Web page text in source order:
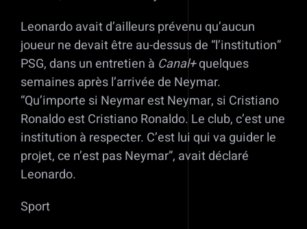
Leonardo avait d’ailleurs prévenu qu’aucun
joueur ne devait être au-dessus de “l’institution”
PSG, dans un entretien à Canal+quelques
semaines après l’arrivée de Neymar.
“Qu’importe si Neymar est Neymar, si Cristiano
Ronaldo est Cristiano Ronaldo. Le club, c’est une
institution à respecter. C’est lui qui va guider le
projet, ce n’est pas Neymar”, avait déclaré
Leonardo.
Sport